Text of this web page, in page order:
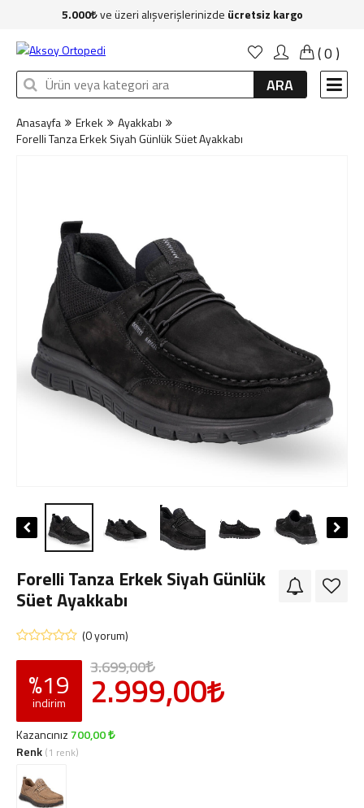
Kadın
Erkek
Çocuk
Sağlık & Bakım
Markalar
İndirim
Yeni Üyelik
Giriş Yap
Sipariş Takibi
5.000 ve üzeri alışverişlerinizde ücretsiz kargo
(0 )
ARA
Anasayfa Erkek
Ayakkabı
Forelli Tanza Erkek Siyah Günlük Süet Ayakkabı
Forelli Tanza Erkek Siyah Günlük
Süet Ayakkabı
(0 yorum)
%19
indirim
3.699,00
2.999,00
Kazancınız700,00
Renk (1 renk)